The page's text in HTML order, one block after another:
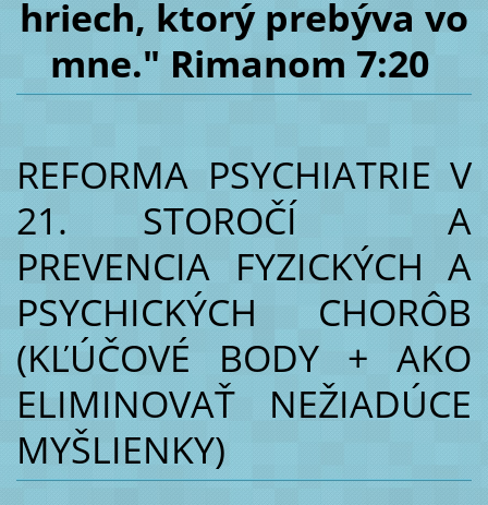
hriech, ktorý prebýva vo
mne." Rimanom 7:20
REFORMA PSYCHIATRIE V
21. STOROČÍ A
PREVENCIA FYZICKÝCH A
PSYCHICKÝCH CHORÔB
(KĽÚČOVÉ BODY + AKO
ELIMINOVAŤ NEŽIADÚCE
MYŠLIENKY)